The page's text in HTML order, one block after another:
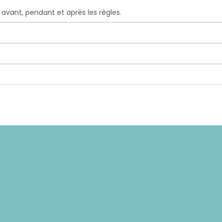
pendant et après les règles.